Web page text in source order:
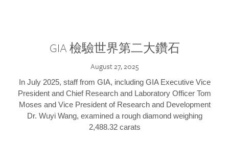
GIA 檢驗世界第二大鑽石
August 27, 2025
In July 2025, staff from GIA, including GIA Executive Vice
President and Chief Research and Laboratory Officer Tom
Moses and Vice President of Research and Development
Dr. Wuyi Wang, examined a rough diamond weighing
2,488.32 carats